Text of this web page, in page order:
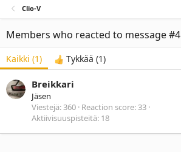
Clio-V
Members who reacted to message #4
Kaikki (1) Tykkää (1)
Breikkari
Jäsen
Viestejä 360 Reaction score 33
Aktiivisuuspisteitä 18